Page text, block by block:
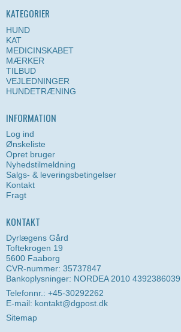
KATEGORIER
HUND
KAT
MEDICINSKABET
MÆRKER
TILBUD
VEJLEDNINGER
HUNDETRÆNING
INFORMATION
Log ind
Ønskeliste
Opret bruger
Nyhedstilmeldning
Salgs- & leveringsbetingelser
Kontakt
Fragt
KONTAKT
Dyrlægens Gård
Toftekrogen 19
5600 Faaborg
CVR-nummer: 35737847
Bankoplysninger: NORDEA 2010 4392386039
Telefonnr.: +45-30292262
E-mail: kontakt@dgpost.dk
Sitemap